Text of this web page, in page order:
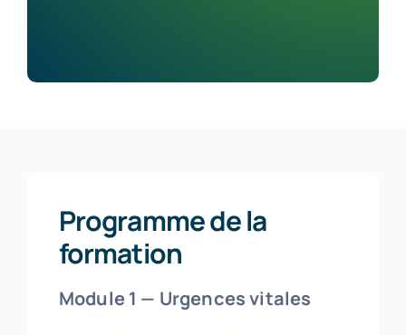
Programme de la
formation
Module 1 — Urgences vitales